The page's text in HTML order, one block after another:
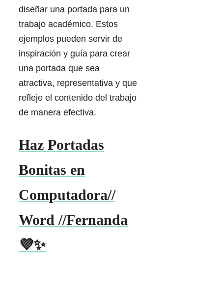
diseñar una portada para un
trabajo académico. Estos
ejemplos pueden servir de
inspiración y guía para crear
una portada que sea
atractiva, representativa y que
refleje el contenido del trabajo
de manera efectiva.
Haz Portadas
Bonitas en
Computadora//
Word //Fernanda
💜✨